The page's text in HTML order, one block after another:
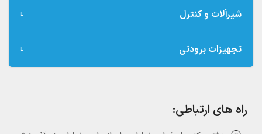
شیرآلات و کنترل
تجهیزات برودتی
راه های ارتباطی: